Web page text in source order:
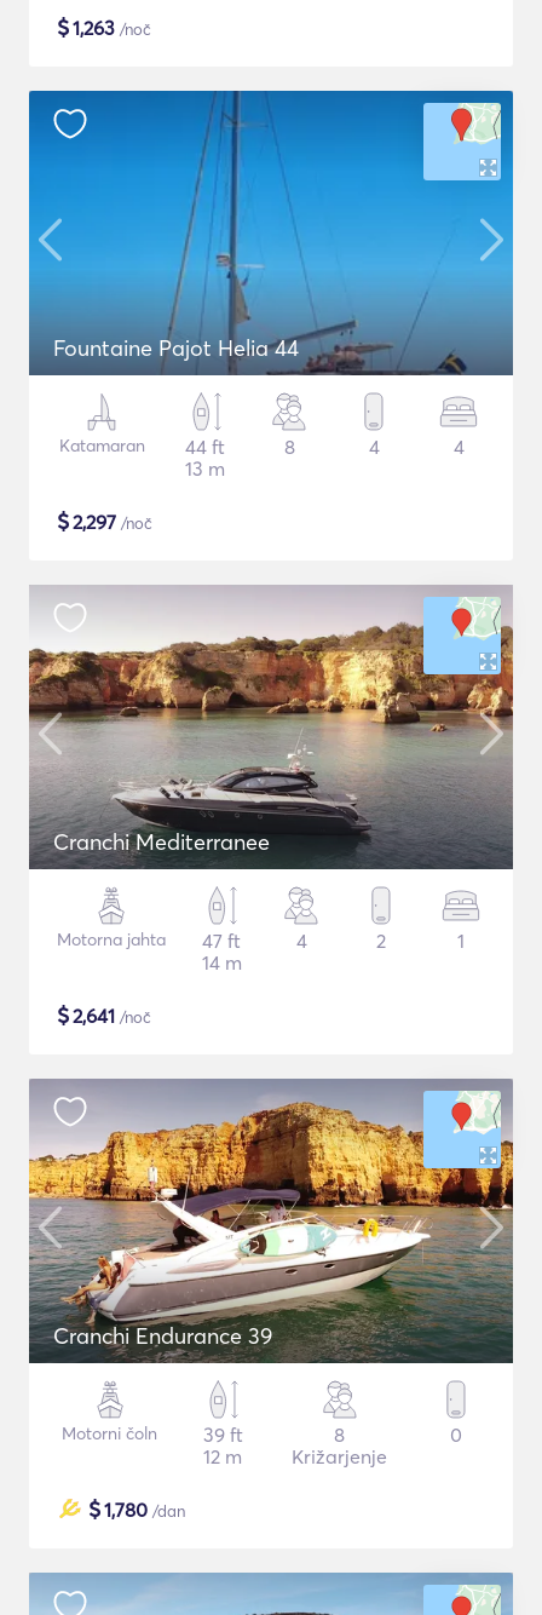
$1,263 /noč
Fountaine Pajot Helia 44
Katamaran
44 ft
13 m
8 4 4
$2,297 /noč
Cranchi Mediterranee
Motorna jahta
47 ft
14 m
4 2 1
$2,641 /noč
Cranchi Endurance 39
Motorni čoln
39 ft
12 m
8
Križarjenje
0
$1,780 /dan